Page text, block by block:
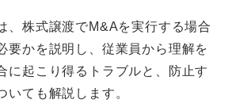
、株式譲渡でM&Aを実行する場合
要かを説明し、従業員から理解を
に起こり得るトラブルと、防止す
いても解説します。